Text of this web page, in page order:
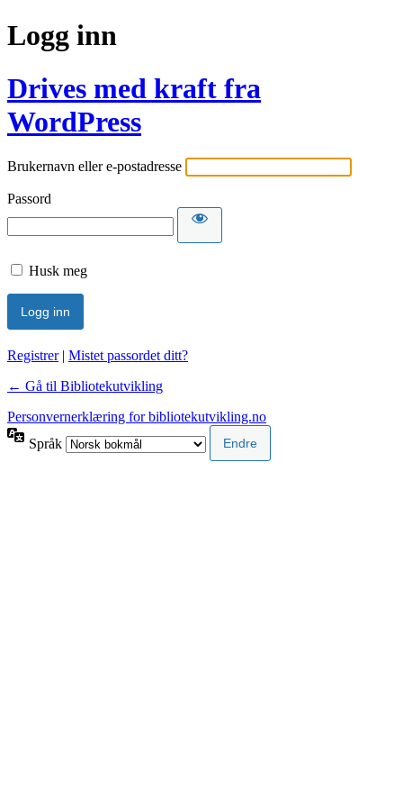
Logg inn
Drives med kraft fra
WordPress
Brukernavn eller e-postadresse
Passord
Husk meg
Registrer| Mistet passordet ditt?
← Gå til Bibliotekutvikling
Personvernerklæring for bibliotekutvikling.no
Språk